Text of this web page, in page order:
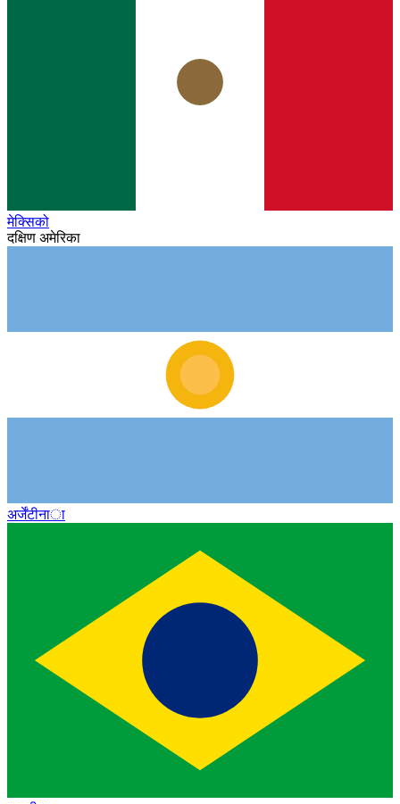
मेक्सिको
दक्षिण अमेरिका
अर्जेंटीना